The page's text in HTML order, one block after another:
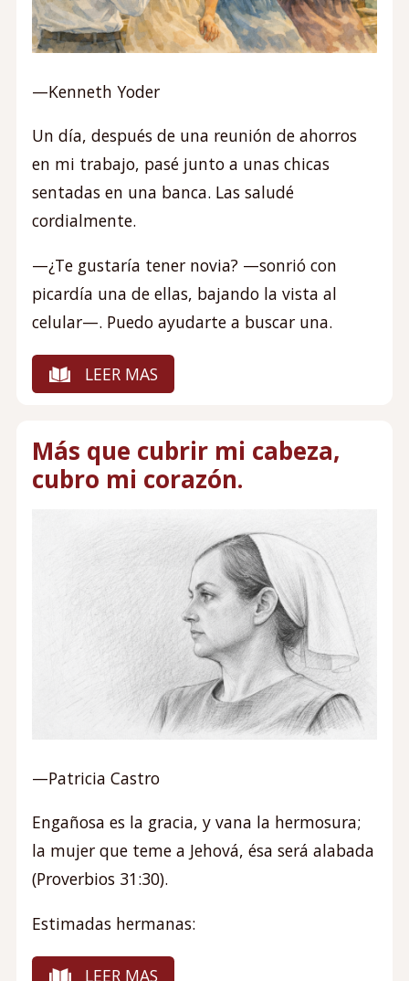
—Kenneth Yoder
Un día, después de una reunión de ahorros
en mi trabajo, pasé junto a unas chicas
sentadas en una banca. Las saludé
cordialmente.
—¿Te gustaría tener novia? —sonrió con
picardía una de ellas, bajando la vista al
celular—. Puedo ayudarte a buscar una.
LEER MAS
Más que cubrir mi cabeza,
cubro mi corazón.
—Patricia Castro
Engañosa es la gracia, y vana la hermosura;
la mujer que teme a Jehová, ésa será alabada
(Proverbios 31:30).
Estimadas hermanas:
LEER MAS